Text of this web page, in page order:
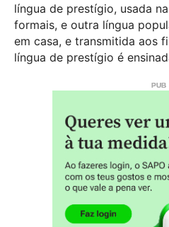
língua de prestígio, usada
formais, e outra língua
em casa, e transmitida aos
língua de prestígio é